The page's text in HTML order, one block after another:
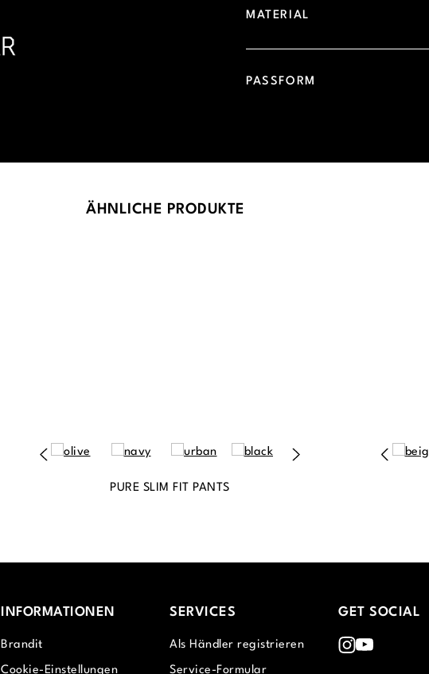
MATERIAL
PASSFORM
ÄHNLICHE PRODUKTE
PURE SLIM FIT PANTS
INFORMATIONEN
Brandit
Cookie-Einstellungen
SERVICES
Als Händler registrieren
Service-Formular
GET SOCIAL
Instagram
Youtube